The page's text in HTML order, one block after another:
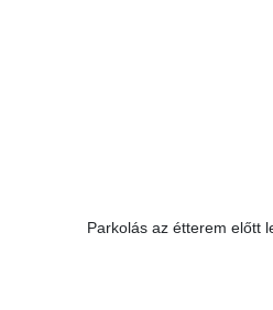
Parkolás az étterem előtt